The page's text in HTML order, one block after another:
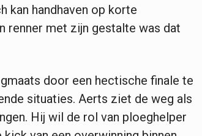
kan handhaven op korte
renner met zijn gestalte was dat
door een hectische finale te
situaties. Aerts ziet de weg als
Hij wil de rol van ploeghelper